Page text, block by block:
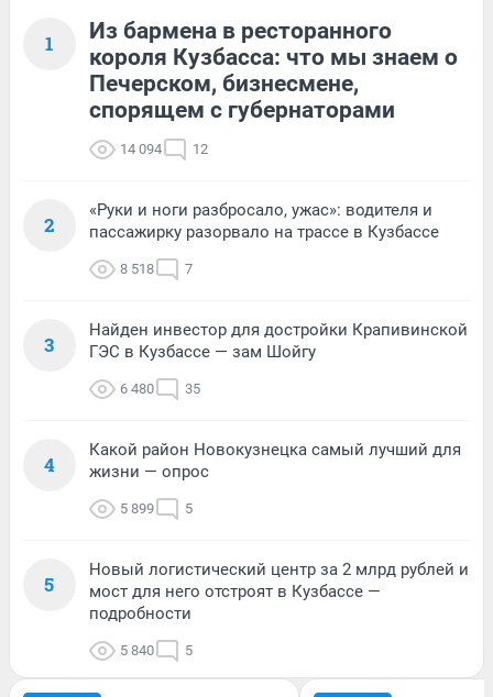
1
Из бармена в ресторанного
короля Кузбасса: что мы знаем о
Печерском, бизнесмене,
спорящем с губернаторами
14 094 12
2
«Руки и ноги разбросало, ужас»: водителя и
пассажирку разорвало на трассе в Кузбассе
8 518 7
3
Найден инвестор для достройки Крапивинской
ГЭС в Кузбассе — зам Шойгу
6 480 35
4
Какой район Новокузнецка самый лучший для
жизни — опрос
5 899 5
5
Новый логистический центр за 2 млрд рублей и
мост для него отстроят в Кузбассе —
подробности
5 840 5